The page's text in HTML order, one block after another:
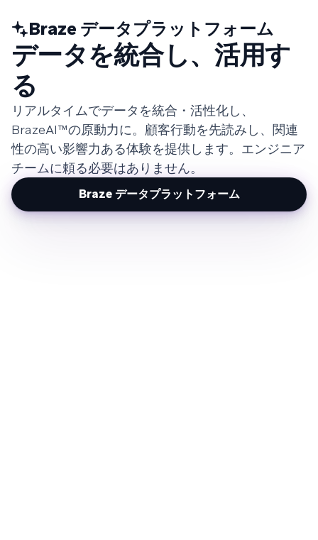
Braze データプラットフォーム
データを統合し、活用す
る
リアルタイムでデータを統合・活性化し、
BrazeAI™の原動力に。顧客行動を先読みし、関連
性の高い影響力ある体験を提供します。エンジニア
チームに頼る必要はありません。
Braze データプラットフォーム